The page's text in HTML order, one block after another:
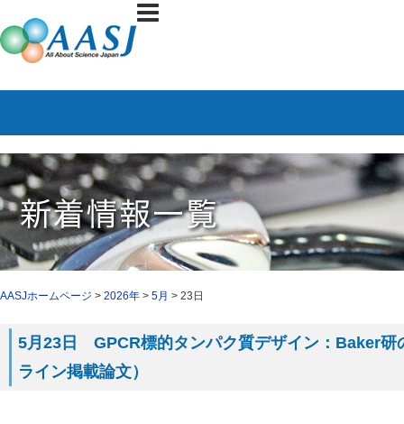
AASJホームページ > 2026年 > 5月 > 23日
5月23日 GPCR標的タンパク質デザイン：Baker研
ライン掲載論文）